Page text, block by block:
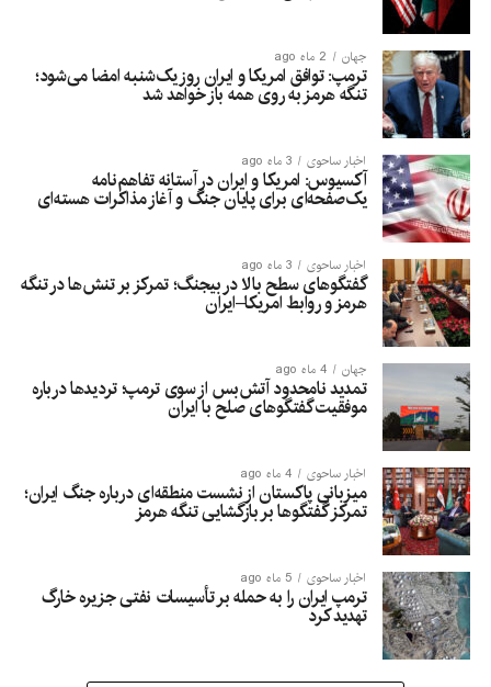
جهان 2 ماه ago
ترمپ: توافق امریکا و ایران روز یک‌شنبه امضا می‌شود؛
تنگه هرمز به روی همه باز خواهد شد
اخبار ساحوی 3 ماه ago
آکسیوس: امریکا و ایران در آستانه تفاهم‌نامه
یک‌صفحه‌ای برای پایان جنگ و آغاز مذاکرات هسته‌ای
اخبار ساحوی 3 ماه ago
گفتگوهای سطح بالا در بیجنگ؛ تمرکز بر تنش‌ها در تنگه
هرمز و روابط امریکا–ایران
جهان 4 ماه ago
تمدید نامحدود آتش‌بس از سوی ترمپ؛ تردیدها درباره
موفقیت گفتگوهای صلح با ایران
اخبار ساحوی 4 ماه ago
میزبانی پاکستان از نشست منطقه‌ای درباره جنگ ایران؛
تمرکز گفتگوها بر بازگشایی تنگه هرمز
اخبار ساحوی 5 ماه ago
ترمپ ایران را به حمله بر تأسیسات نفتی جزیره خارگ
تهدید کرد